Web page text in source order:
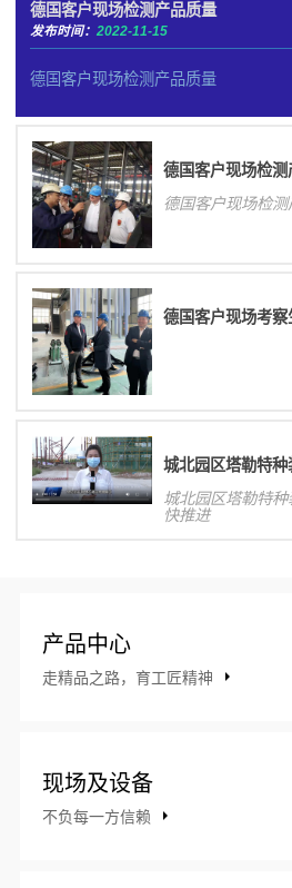
德国客户现场检测产品质量
发布时间： 2022-11-15
德国客户现场检测产品质量
德国客户现场检
德国客户现场检
德国客户现场考
城北园区塔勒特
快推进
产品中心
走精品之路，育工匠精神
现场及设备
不负每一方信赖